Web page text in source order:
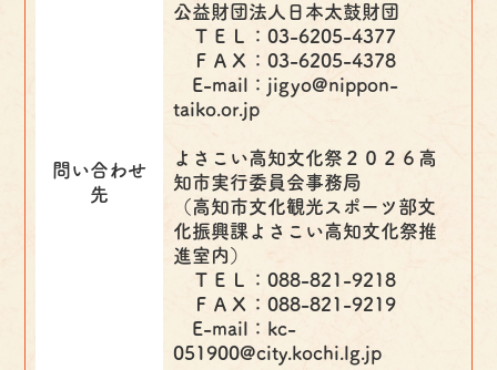
問い合わせ
先
公益財団法人日本太鼓財団
ＴＥＬ：03-6205-4377
ＦＡＸ：03-6205-4378
E-mail：jigyo@nippon-
taiko.or.jp
よさこい高知文化祭２０２６高
知市実行委員会事務局
（高知市文化観光スポーツ部文
化振興課よさこい高知文化祭推
進室内）
ＴＥＬ：088-821-9218
ＦＡＸ：088-821-9219
E-mail：kc-
051900@city.kochi.lg.jp